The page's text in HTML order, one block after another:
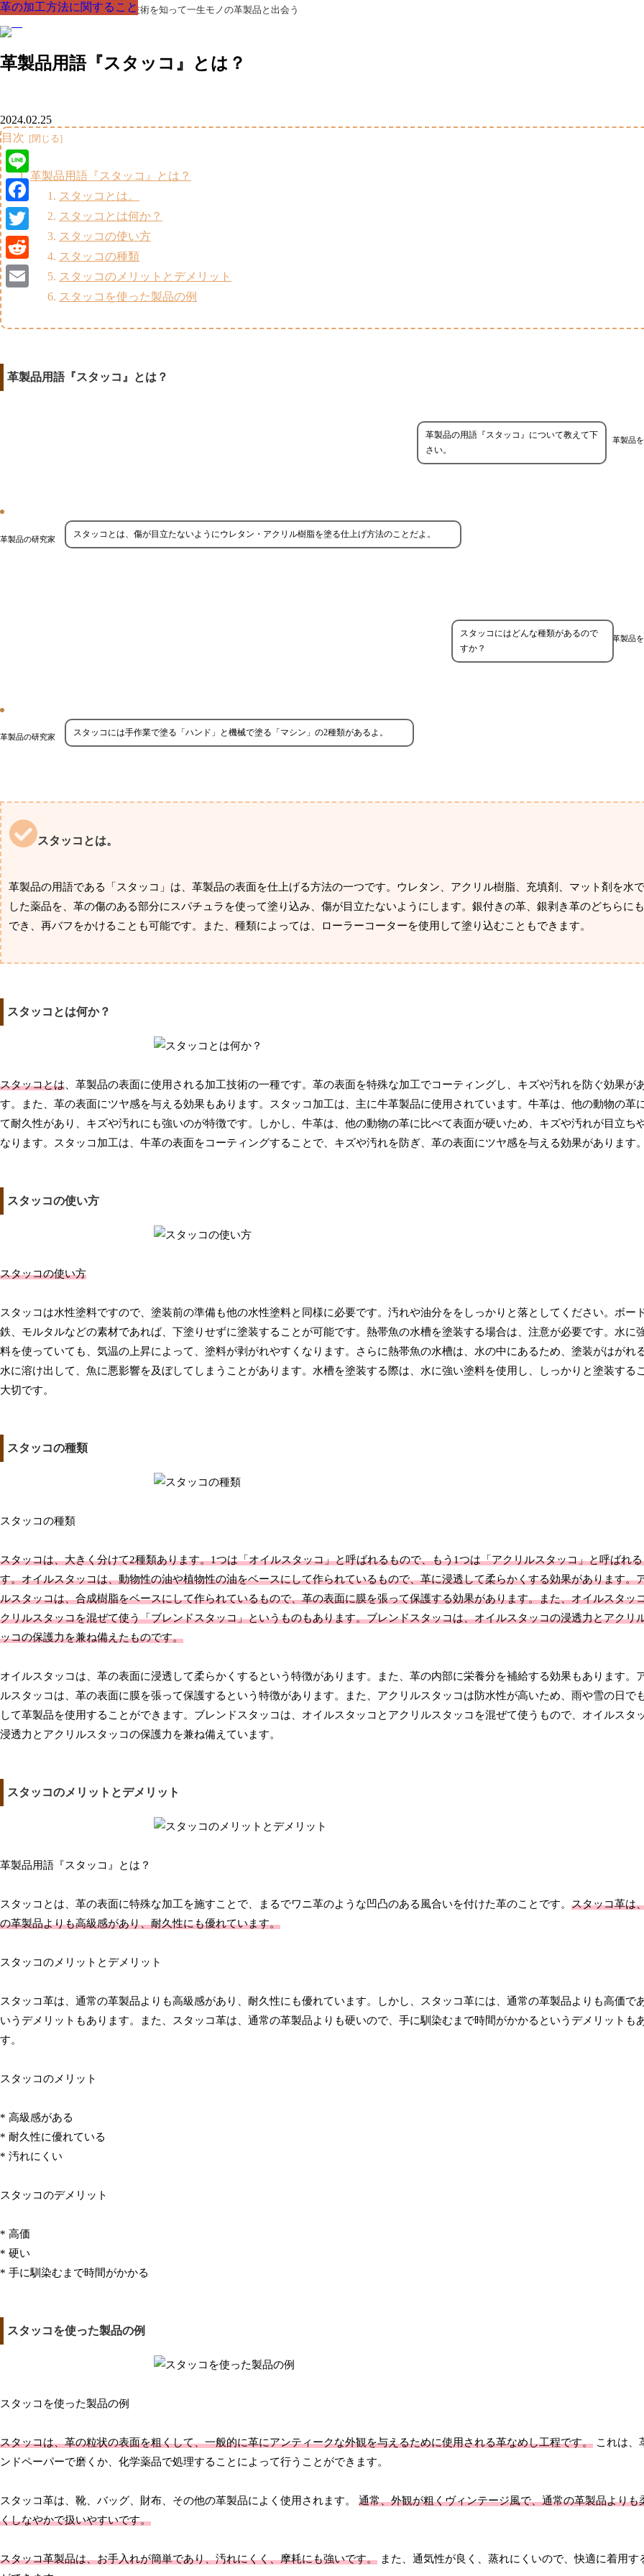
革製品の部品の呼び名・素材・技術を知って一生モノの革製品と出会う
革製品用語『スタッコ』とは？
革の加工方法に関すること
2024.02.25
目次
革製品用語『スタッコ』とは？
スタッコとは。
スタッコとは何か？
スタッコの使い方
スタッコの種類
スタッコのメリットとデメリット
スタッコを使った製品の例
革製品用語『スタッコ』とは？
革製品
革製品の用語『スタッコ』について教えて下
さい。
革製品の研究家 スタッコとは、傷が目立たないようにウレタン・アクリル樹脂を塗る仕上げ方法のことだよ。
革製品
スタッコにはどんな種類があるので
すか？
革製品の研究家 スタッコには手作業で塗る「ハンド」と機械で塗る「マシン」の2種類があるよ。
スタッコとは。
革製品の用語である「スタッコ」は、革製品の表面を仕上げる方法の一つです。ウレタン、アクリル樹脂、充填剤、マット剤を水
した薬品を、革の傷のある部分にスパチュラを使って塗り込み、傷が目立たないようにします。銀付きの革、銀剥き革のどちらに
でき、再バフをかけることも可能です。また、種類によっては、ローラーコーターを使用して塗り込むこともできます。
スタッコとは何か？
スタッコとは、革製品の表面に使用される加工技術の一種です。革の表面を特殊な加工でコーティングし、キズや汚れを防ぐ効果が
す。また、革の表面にツヤ感を与える効果もあります。スタッコ加工は、主に牛革製品に使用されています。牛革は、他の動物の革
て耐久性があり、キズや汚れにも強いのが特徴です。しかし、牛革は、他の動物の革に比べて表面が硬いため、キズや汚れが目立ち
なります。スタッコ加工は、牛革の表面をコーティングすることで、キズや汚れを防ぎ、革の表面にツヤ感を与える効果があります。
スタッコの使い方
スタッコの使い方
スタッコは水性塗料ですので、塗装前の準備も他の水性塗料と同様に必要です。汚れや油分ををしっかりと落としてください。ボード
鉄、モルタルなどの素材であれば、下塗りせずに塗装することが可能です。熱帯魚の水槽を塗装する場合は、注意が必要です。水に
料を使っていても、気温の上昇によって、塗料が剥がれやすくなります。さらに熱帯魚の水槽は、水の中にあるため、塗装がはがれる
水に溶け出して、魚に悪影響を及ぼしてしまうことがあります。水槽を塗装する際は、水に強い塗料を使用し、しっかりと塗装する
大切です。
スタッコの種類
スタッコの種類
スタッコは、大きく分けて2種類あります。1つは「オイルスタッコ」と呼ばれるもので、もう1つは「アクリルスタッコ」と呼ばれ
す。オイルスタッコは、動物性の油や植物性の油をベースにして作られているもので、革に浸透して柔らかくする効果があります。
ルスタッコは、合成樹脂をベースにして作られているもので、革の表面に膜を張って保護する効果があります。また、オイルスタッ
クリルスタッコを混ぜて使う「ブレンドスタッコ」というものもあります。ブレンドスタッコは、オイルスタッコの浸透力とアクリ
ッコの保護力を兼ね備えたものです。
オイルスタッコは、革の表面に浸透して柔らかくするという特徴があります。また、革の内部に栄養分を補給する効果もあります。
ルスタッコは、革の表面に膜を張って保護するという特徴があります。また、アクリルスタッコは防水性が高いため、雨や雪の日で
して革製品を使用することができます。ブレンドスタッコは、オイルスタッコとアクリルスタッコを混ぜて使うもので、オイルスタ
浸透力とアクリルスタッコの保護力を兼ね備えています。
スタッコのメリットとデメリット
革製品用語『スタッコ』とは？
スタッコとは、革の表面に特殊な加工を施すことで、まるでワニ革のような凹凸のある風合いを付けた革のことです。 スタッコ革は
の革製品よりも高級感があり、耐久性にも優れています。
スタッコのメリットとデメリット
スタッコ革は、通常の革製品よりも高級感があり、耐久性にも優れています。しかし、スタッコ革には、通常の革製品よりも高価で
いうデメリットもあります。また、スタッコ革は、通常の革製品よりも硬いので、手に馴染むまで時間がかかるというデメリットも
す。
スタッコのメリット
* 高級感がある
* 耐久性に優れている
* 汚れにくい
スタッコのデメリット
* 高価
* 硬い
* 手に馴染むまで時間がかかる
スタッコを使った製品の例
スタッコを使った製品の例
スタッコは、革の粒状の表面を粗くして、一般的に革にアンティークな外観を与えるために使用される革なめし工程です。 これは、
ンドペーパーで磨くか、化学薬品で処理することによって行うことができます。
スタッコ革は、靴、バッグ、財布、その他の革製品によく使用されます。 通常、外観が粗くヴィンテージ風で、通常の革製品よりも
くしなやかで扱いやすいです。
スタッコ革製品は、お手入れが簡単であり、汚れにくく、摩耗にも強いです。 また、通気性が良く、蒸れにくいので、快適に着用す
革の加工方法に関すること
革の加工方法に関すること
革の加工方法に関すること
革の加工方法に関すること
革の加工方法に関すること
革の加工方法に関すること
Line
Facebook
Twitter
Reddit